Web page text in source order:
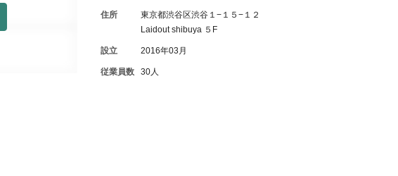
住所
東京都渋谷区渋谷１−１５−１２
Laidout shibuya ５F
設立 2016年03月
従業員数 30人